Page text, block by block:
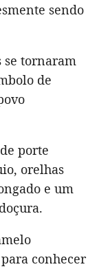
sendo
se tornaram
de
porte
orelhas
e um
conhecer